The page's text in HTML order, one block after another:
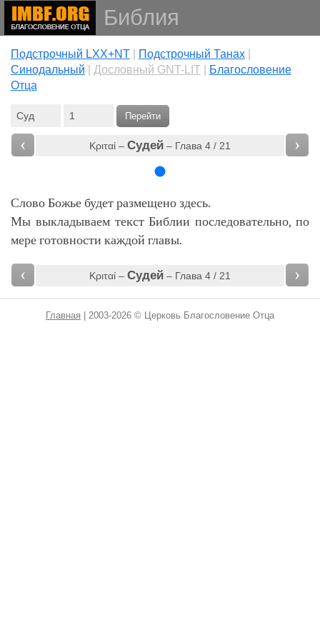
Библия
Подстрочный LXX+NT| Подстрочный Танах|
Cинодальный
Дословный GNT-LIT|
Благословение
Отца
Перейти
‹ Κριταί – Судей– Глава 4 / 21 ›
Слово Божье будет размещено здесь.
Мы выкладываем текст Библии последовательно, по
мере готовности каждой главы.
‹ Κριταί – Судей– Глава 4 / 21 ›
Главная | 2003-2026 © Церковь Благословение Отца